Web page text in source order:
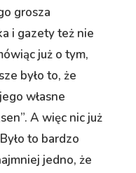
grosza
i gazety też nie
już o tym,
było to, że
własne
A więc nic już
to bardzo
jedno, że